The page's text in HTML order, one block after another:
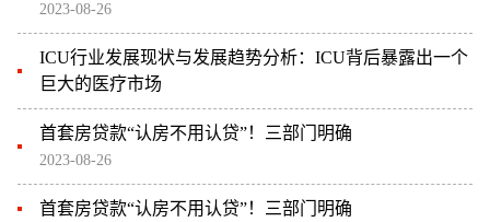
2023-08-26
ICU行业发展现状与发展趋势分析：ICU背后暴露出一个
巨大的医疗市场
首套房贷款“认房不用认贷”！三部门明确
2023-08-26
首套房贷款“认房不用认贷”！三部门明确